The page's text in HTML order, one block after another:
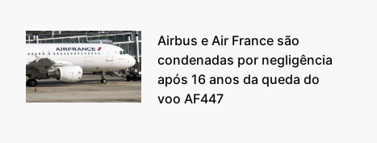
Airbus e Air France são
condenadas por negligência
após 16 anos da queda do
voo AF447